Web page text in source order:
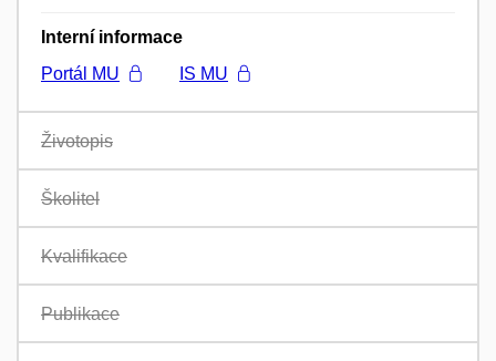
Interní informace
Portál MU
IS MU
Životopis
Školitel
Kvalifikace
Publikace